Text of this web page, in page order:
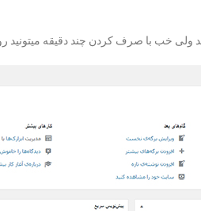
خب با صرف کردن چند دقیقه میتونید